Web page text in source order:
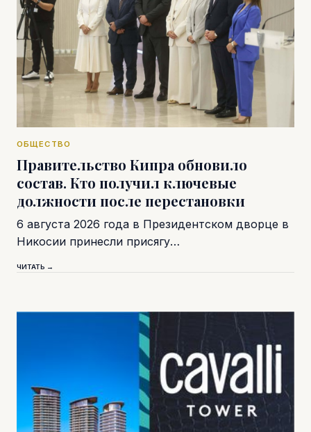
ОБЩЕСТВО
Правительство Кипра обновило
состав. Кто получил ключевые
должности после перестановки
6 августа 2026 года в Президентском дворце в
Никосии принесли присягу…
ЧИТАТЬ →